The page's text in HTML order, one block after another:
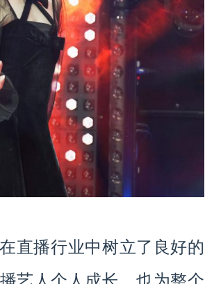
直播行业中树立了良好的